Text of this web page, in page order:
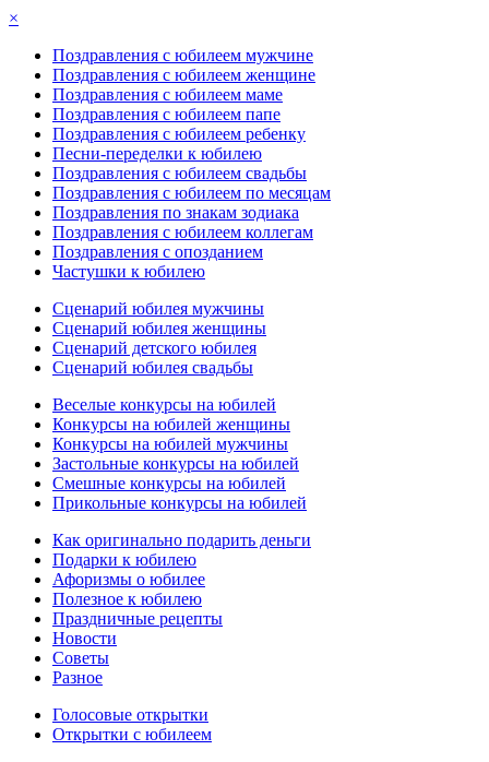
×
Поздравления с юбилеем мужчине
Поздравления с юбилеем женщине
Поздравления с юбилеем маме
Поздравления с юбилеем папе
Поздравления с юбилеем ребенку
Песни-переделки к юбилею
Поздравления с юбилеем свадьбы
Поздравления с юбилеем по месяцам
Поздравления по знакам зодиака
Поздравления с юбилеем коллегам
Поздравления с опозданием
Частушки к юбилею
Сценарий юбилея мужчины
Сценарий юбилея женщины
Сценарий детского юбилея
Сценарий юбилея свадьбы
Веселые конкурсы на юбилей
Конкурсы на юбилей женщины
Конкурсы на юбилей мужчины
Застольные конкурсы на юбилей
Смешные конкурсы на юбилей
Прикольные конкурсы на юбилей
Как оригинально подарить деньги
Подарки к юбилею
Афоризмы о юбилее
Полезное к юбилею
Праздничные рецепты
Новости
Советы
Разное
Голосовые открытки
Открытки с юбилеем